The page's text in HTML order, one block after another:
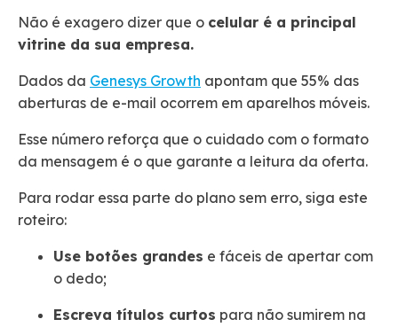
Não é exagero dizer que o celular é a principal
vitrine da sua empresa.
Dados da Genesys Growth apontam que 55% das
aberturas de e-mail ocorrem em aparelhos móveis.
Esse número reforça que o cuidado com o formato
da mensagem é o que garante a leitura da oferta.
Para rodar essa parte do plano sem erro, siga este
roteiro:
Use botões grandes e fáceis de apertar com
o dedo;
Escreva títulos curtos para não sumirem na